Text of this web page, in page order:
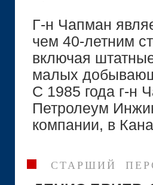
Г-н Чапман
чем 40-летним
включая
малых
С 1985 года г-н
Петролеум
компании, в
СТАРШИЙ